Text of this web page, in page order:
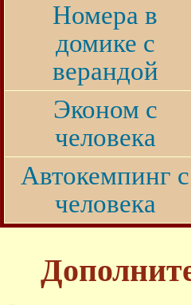
Номера в
домике с
верандой
Эконом с
человека
Автокемпинг с
человека